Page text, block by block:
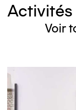
Activités
Voir
Image